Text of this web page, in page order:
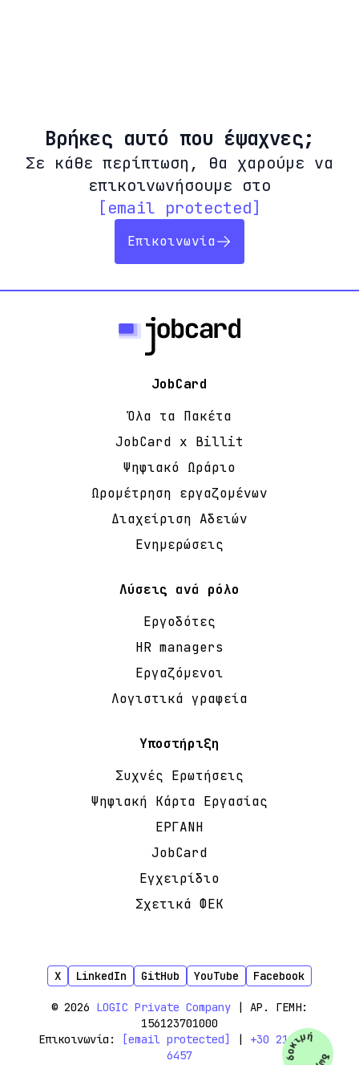
Βρήκες αυτό που έψαχνες;
Σε κάθε περίπτωση, θα χαρούμε να
επικοινωνήσουμε στο
[email protected]
Επικοινωνία
JobCard
Όλα τα Πακέτα
JobCard x Billit
Ψηφιακό Ωράριο
Ωρομέτρηση εργαζομένων
Διαχείριση Αδειών
Ενημερώσεις
Λύσεις ανά ρόλο
Εργοδότες
HR managers
Εργαζόμενοι
Λογιστικά γραφεία
Υποστήριξη
Συχνές Ερωτήσεις
Ψηφιακή Κάρτα Εργασίας
ΕΡΓΑΝΗ
JobCard
Εγχειρίδιο
Σχετικά ΦΕΚ
X LinkedIn GitHub YouTube Facebook
© 2026 LOGIC Private Company | ΑΡ. ΓΕΜΗ:
156123701000
Επικοινωνία:
[email protected] | +30 210 444
6457